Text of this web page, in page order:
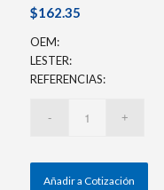
$162.35
OEM:
LESTER:
REFERENCIAS:
Añadir a Cotización